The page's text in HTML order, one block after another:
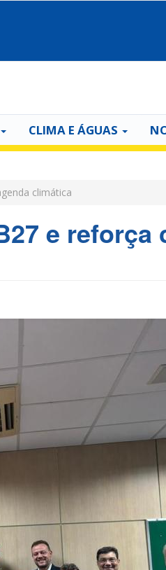
CLIMA E ÁGUAS
climática
e